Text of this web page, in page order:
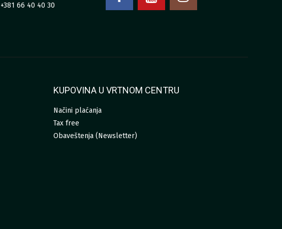
+381 66 40 40 30
KUPOVINA U VRTNOM CENTRU
Načini plaćanja
Tax free
Obaveštenja (Newsletter)